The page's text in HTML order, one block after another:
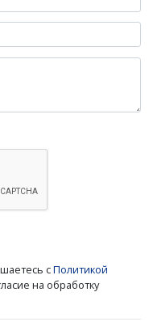
сПолитикой
на обработку